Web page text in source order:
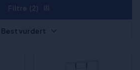
Best vurdert